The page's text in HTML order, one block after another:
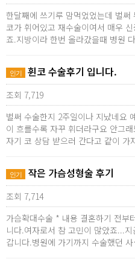
한달째에 쓰기루 맘먹었었는데 벌
코가 휘어있고 재수술이여서 매우
죠.지방이라 한번 올라갔을때 병원
인기 휜코 수술후기 입니다.
조회 7,719
벌써 수술한지 2주일이나 지났네요
이 흐를수록 자꾸 휘더라구요 안그
자기 코 상담 받으러 간다고 같이 가
인기 작은 가슴성형술 후기
조회 7,714
가슴확대수술 * 내용 결혼하기 전부
니다.여자로서 참 고민이 많았죠...
갑니다.병원에 가기까지 수술했던